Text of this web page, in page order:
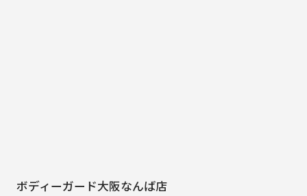
ボディーガード大阪なんば店